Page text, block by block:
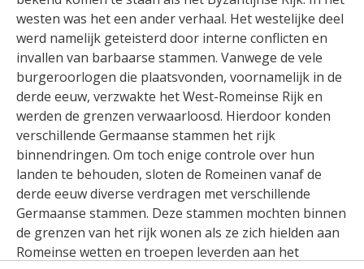
westen was het een ander verhaal. Het westelijke deel
werd namelijk geteisterd door interne conflicten en
invallen van barbaarse stammen. Vanwege de vele
burgeroorlogen die plaatsvonden, voornamelijk in de
derde eeuw, verzwakte het West-Romeinse Rijk en
werden de grenzen verwaarloosd. Hierdoor konden
verschillende Germaanse stammen het rijk
binnendringen. Om toch enige controle over hun
landen te behouden, sloten de Romeinen vanaf de
derde eeuw diverse verdragen met verschillende
Germaanse stammen. Deze stammen mochten binnen
de grenzen van het rijk wonen als ze zich hielden aan
Romeinse wetten en troepen leverden aan het